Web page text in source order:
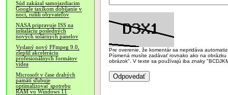
Súd zakázal samojazdiacim
Google taxíkom dobíjanie v
noci, rušili obyvateľov
NASA pripravuje ISS na
inštaláciu posledných
nových solárnych panelov
Vydaný nový FFmpeg 9.0,
zlepšil akceleráciu
profesionálnych formátov
videa
Microsoft v čase drahých
pamätí sľubuje
optimalizovať spotrebu
RAM vo Windows 11
Pre overenie, že komentár sa nepridáva
Písmená musíte zadávať rovnako ako na
obrázok". V texte sa používajú iba znaky